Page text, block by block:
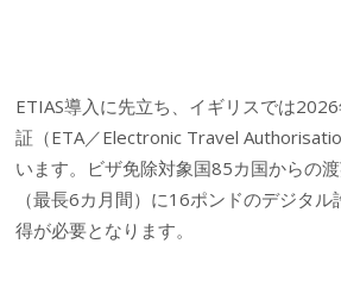
ETIAS導入に先立ち、イギリスでは
証（ETA／Electronic Travel
います。ビザ免除対象国85カ国からの
（最長6カ月間）に16ポンドのデジタ
得が必要となります。